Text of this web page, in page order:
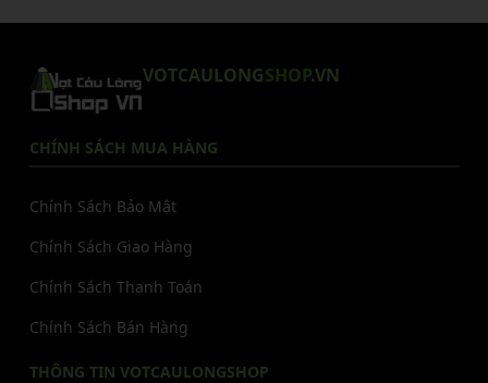
VOTCAULONGSHOP.VN
CHÍNH SÁCH MUA HÀNG
Chính Sách Bảo Mật
Chính Sách Giao Hàng
Chính Sách Thanh Toán
Chính Sách Bán Hàng
THÔNG TIN VOTCAULONGSHOP